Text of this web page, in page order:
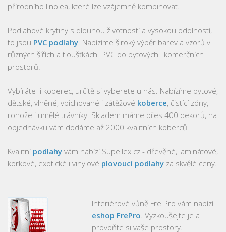
přírodního linolea, které lze vzájemně kombinovat.
Podlahové krytiny s dlouhou životností a vysokou odolností,
to jsou PVC podlahy . Nabízíme široký výběr barev a vzorů v
různých šířích a tloušťkách. PVC do bytových i komerčních
prostorů.
Vybíráte-li koberec, určitě si vyberete u nás. Nabízíme bytové,
dětské, vlněné, vpichované i zátěžové koberce, čistící zóny,
rohože i umělé trávníky. Skladem máme přes 400 dekorů, na
objednávku vám dodáme až 2000 kvalitních koberců.
Kvalitní podlahy vám nabízí Supellex.cz - dřevěné, laminátové,
korkové, exotické i vinylové plovoucí podlahy za skvělé ceny.
Interiérové vůně Fre Pro vám nabízí
eshop FrePro . Vyzkoušejte je a
provoňte si vaše prostory.